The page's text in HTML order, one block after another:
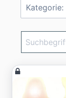
Kategorie:
Suchbegriff
eingeben